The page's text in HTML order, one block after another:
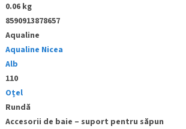
0.06 kg
8590913878657
Aqualine
Aqualine Nicea
Alb
110
Oțel
Rundă
Accesorii de baie – suport pentru săpun